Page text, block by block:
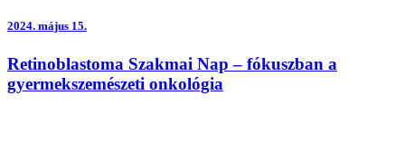
2024. május 15.
Retinoblastoma Szakmai Nap – fókuszban a
gyermekszemészeti onkológia